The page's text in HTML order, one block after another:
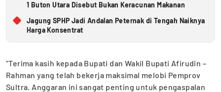
1 Buton Utara Disebut Bukan Keracunan Makanan
Jagung SPHP Jadi Andalan Peternak di Tengah Naiknya
Harga Konsentrat
“Terima kasih kepada Bupati dan Wakil Bupati Afirudin –
Rahman yang telah bekerja maksimal melobi Pemprov
Sultra. Anggaran ini sangat penting untuk pengaspalan